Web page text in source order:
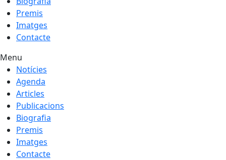
Premis
Imatges
Contacte
Menu
Notícies
Agenda
Articles
Publicacions
Biografia
Premis
Imatges
Contacte